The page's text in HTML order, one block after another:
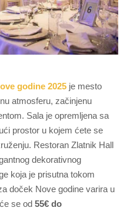
godine 2025 je mesto
atmosferu, začinjenu
Sala je opremljena sa
prostor u kojem ćete se
Restoran Zlatnik Hall
dekorativnog
koja je prisutna tokom
doček Nove godine varira u
se od 55€ do